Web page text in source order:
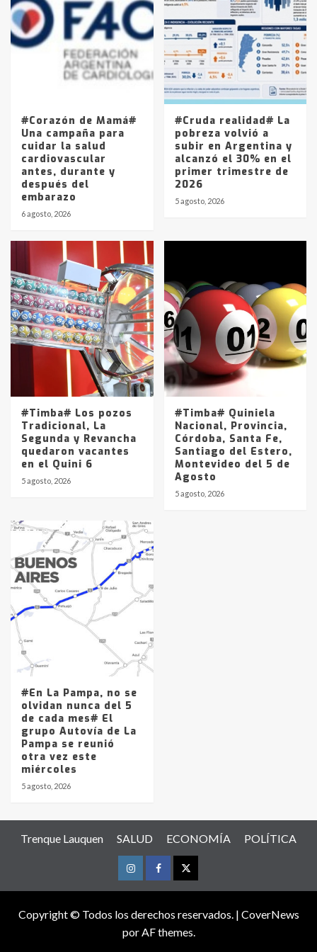
4
joven de Trenque Lauquen
Los precios de los combustibles en
La Pampa, desde YPF hasta Axion
entre 857 a 1338 pesos
#Corazón de Mamá#
Una campaña para
cuidar la salud
cardiovascular
antes, durante y
después del
embarazo
6 agosto, 2026
#Cruda realidad# La
pobreza volvió a
subir en Argentina y
alcanzó el 30% en el
primer trimestre de
2026
5 agosto, 2026
#Timba# Los pozos
Tradicional, La
Segunda y Revancha
quedaron vacantes
en el Quini 6
5 agosto, 2026
#Timba# Quiniela
Nacional, Provincia,
Córdoba, Santa Fe,
Santiago del Estero,
Montevideo del 5 de
Agosto
5 agosto, 2026
#En La Pampa, no se
olvidan nunca del 5
de cada mes# El
grupo Autovía de La
Pampa se reunió
otra vez este
miércoles
5 agosto, 2026
Trenque Lauquen SALUD ECONOMÍA POLÍTICA
InstagramFacebookTwitter
Copyright © Todos los derechos reservados. | CoverNews
por AF themes.